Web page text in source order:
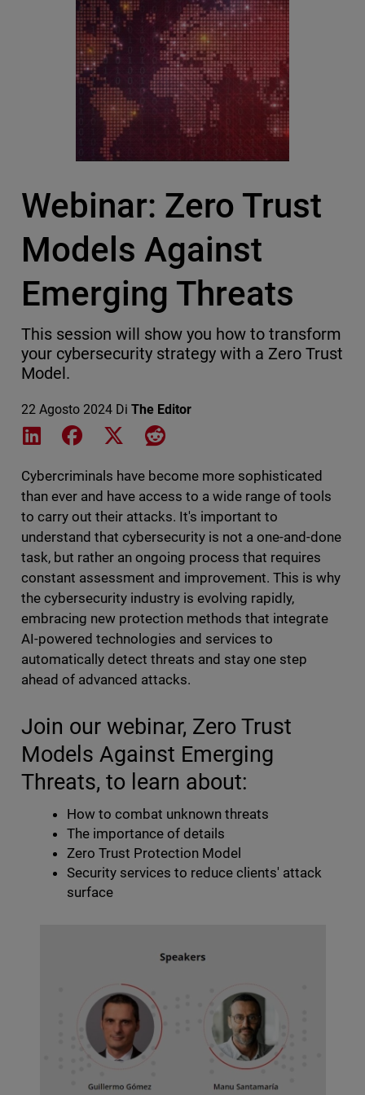
Webinar: Zero Trust
Models Against
Emerging Threats
This session will show you how to transform
your cybersecurity strategy with a Zero Trust
Model.
22 Agosto 2024 Di The Editor
Share on LinkedIn
Share on Facebook
Share on XShare on Reddit
Cybercriminals have become more sophisticated
than ever and have access to a wide range of tools
to carry out their attacks. It's important to
understand that cybersecurity is not a one-and-done
task, but rather an ongoing process that requires
constant assessment and improvement. This is why
the cybersecurity industry is evolving rapidly,
embracing new protection methods that integrate
AI-powered technologies and services to
automatically detect threats and stay one step
ahead of advanced attacks.
Join our webinar, Zero Trust
Models Against Emerging
Threats, to learn about:
How to combat unknown threats
The importance of details
Zero Trust Protection Model
Security services to reduce clients' attack
surface